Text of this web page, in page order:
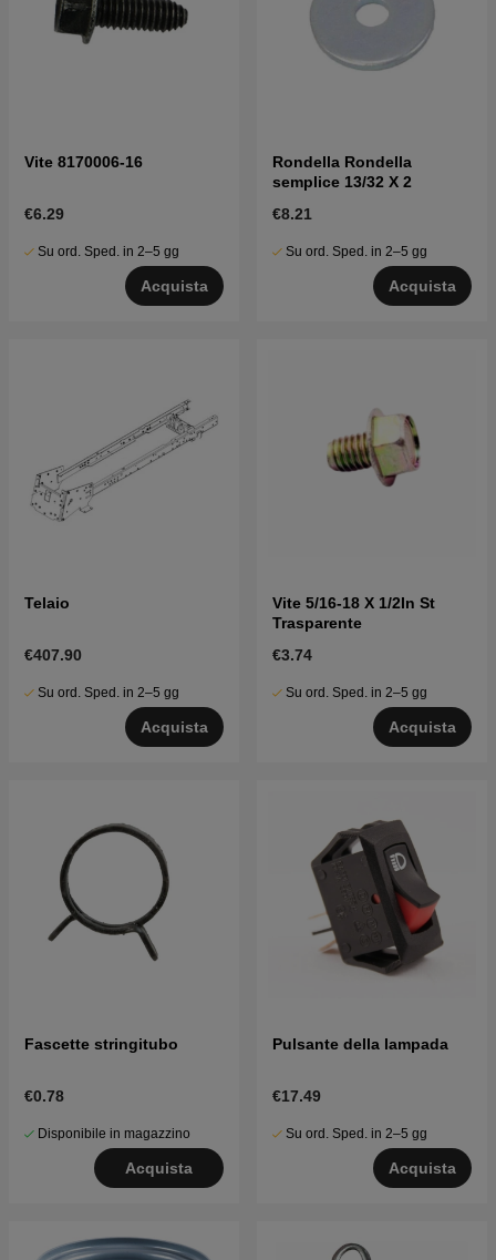
Vite 8170006-16
€6.29
Su ord. Sped. in 2–5 gg
Acquista
Rondella Rondella
semplice 13/32 X 2
€8.21
Su ord. Sped. in 2–5 gg
Acquista
Telaio
€407.90
Su ord. Sped. in 2–5 gg
Acquista
Vite 5/16-18 X 1/2In St
Trasparente
€3.74
Su ord. Sped. in 2–5 gg
Acquista
Fascette stringitubo
€0.78
Disponibile in magazzino
Acquista
Pulsante della lampada
€17.49
Su ord. Sped. in 2–5 gg
Acquista